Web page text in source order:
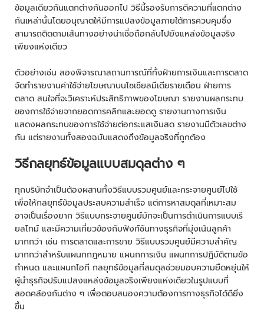
ข้อมูลเดียวกันแตกต่างกันออกไป วิธีนี้รองรับการตีความที่แตกต่าง
กันเหล่านั้นโดยอนุญาตให้มีการแปลงข้อมูลภายใต้การควบคุมซึ่ง
สามารถติดตามเส้นทางอย่างน่าเชื่อถือกลับไปยังแหล่งข้อมูลจริง
เพียงแห่งเดียว
ตัวอย่างเช่น ลองพิจารณาสถานการณ์ที่ทั้งฝ่ายการเงินและการตลาด
จัดทำรายงานค่าใช้จ่ายโฆษณาบนโซเชียลมีเดียรายเดือน ฝ่ายการ
ตลาด สนใจที่จะวิเคราะห์ประสิทธิภาพของโฆษณา รายงานผลกระทบ
ของการใช้จ่ายจากยอดการคลิกและยอดดู รายงานทางการเงิน
แสดงผลกระทบของการใช้จ่ายต่อกระแสเงินสด รายงานมีตัวเลขต่าง
กัน แต่รายงานทั้งสองฉบับแสดงถึงข้อมูลจริงที่ถูกต้อง
วิธีกลยุทธ์ข้อมูลแบบสมดุลต่าง ๆ
ทุกบริษัทจำเป็นต้องผสานทั้งวิธีแบบรวมศูนย์และกระจายศูนย์ไปใช้
เพื่อให้กลยุทธ์ข้อมูลประสบความสำเร็จ แต่การหาสมดุลที่เหมาะสม
อาจเป็นเรื่องยาก วิธีแบบกระจายศูนย์มักจะเป็นการดำเนินการแบบเรี
ยลไทม์ และมีความเกี่ยวข้องกับฟังก์ชันทางธุรกิจที่มุ่งเน้นลูกค้า
มากกว่า เช่น การตลาดและการขาย วิธีแบบรวมศูนย์มีความสำคัญ
มากกว่าสำหรับแผนกกฎหมาย แผนกการเงิน แผนกการปฏิบัติตามข้อ
กำหนด และแผนกไอที กลยุทธ์ข้อมูลที่สมดุลช่วยมอบความยืดหยุ่นให้
ผู้นำธุรกิจปรับแปลงแหล่งข้อมูลจริงเพียงแห่งเดียวในรูปแบบที่
สอดคล้องกันต่าง ๆ เพื่อตอบสนองความต้องการทางธุรกิจได้ดียิ่ง
ขึ้น